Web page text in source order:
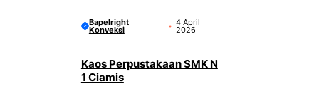
Bapelright
Konveksi
4 April
2026
Kaos Perpustakaan SMK N
1 Ciamis